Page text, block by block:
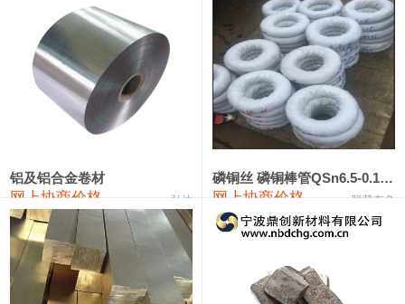
89,000—95,000 92,000 1,000
2#锑 85,000—91,000 88,000 1,000
1#镁 17,000—18,000 17,500 0
18,900—19,100 19,000 100
1#电解锰(99.7%袋装) 18,000—18,200 18,100 100
1#铬 60,000—82,000
553#硅 9,300—9,500
441#硅 9,600—9,800 9,700
铝及铝合金卷材
网上协商价格 弘达
磷铜丝 磷铜棒管QSn6.5-0.1 7-0.2 8-0.3
网上协商价格 联荣有色